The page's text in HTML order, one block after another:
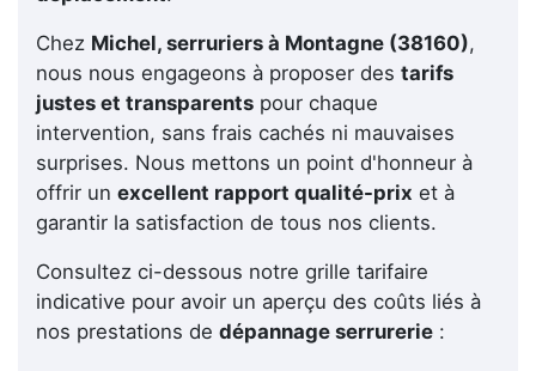
Chez Michel, serruriers à Montagne (38160),
nous nous engageons à proposer des tarifs
justes et transparents pour chaque
intervention, sans frais cachés ni mauvaises
surprises. Nous mettons un point d'honneur à
offrir un excellent rapport qualité-prix et à
garantir la satisfaction de tous nos clients.
Consultez ci-dessous notre grille tarifaire
indicative pour avoir un aperçu des coûts liés à
nos prestations de dépannage serrurerie :